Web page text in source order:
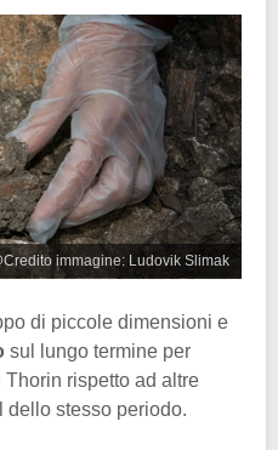
immagine: Ludovik Slimak
di piccole dimensioni e
sul lungo termine per
rispetto ad altre
dello stesso periodo.